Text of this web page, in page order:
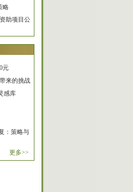
略
助项目公
元
来的挑战
感库
：策略与
更多>>